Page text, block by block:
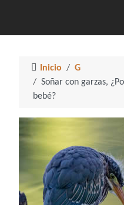
Inicio
G
Soñar con garzas,
bebé?